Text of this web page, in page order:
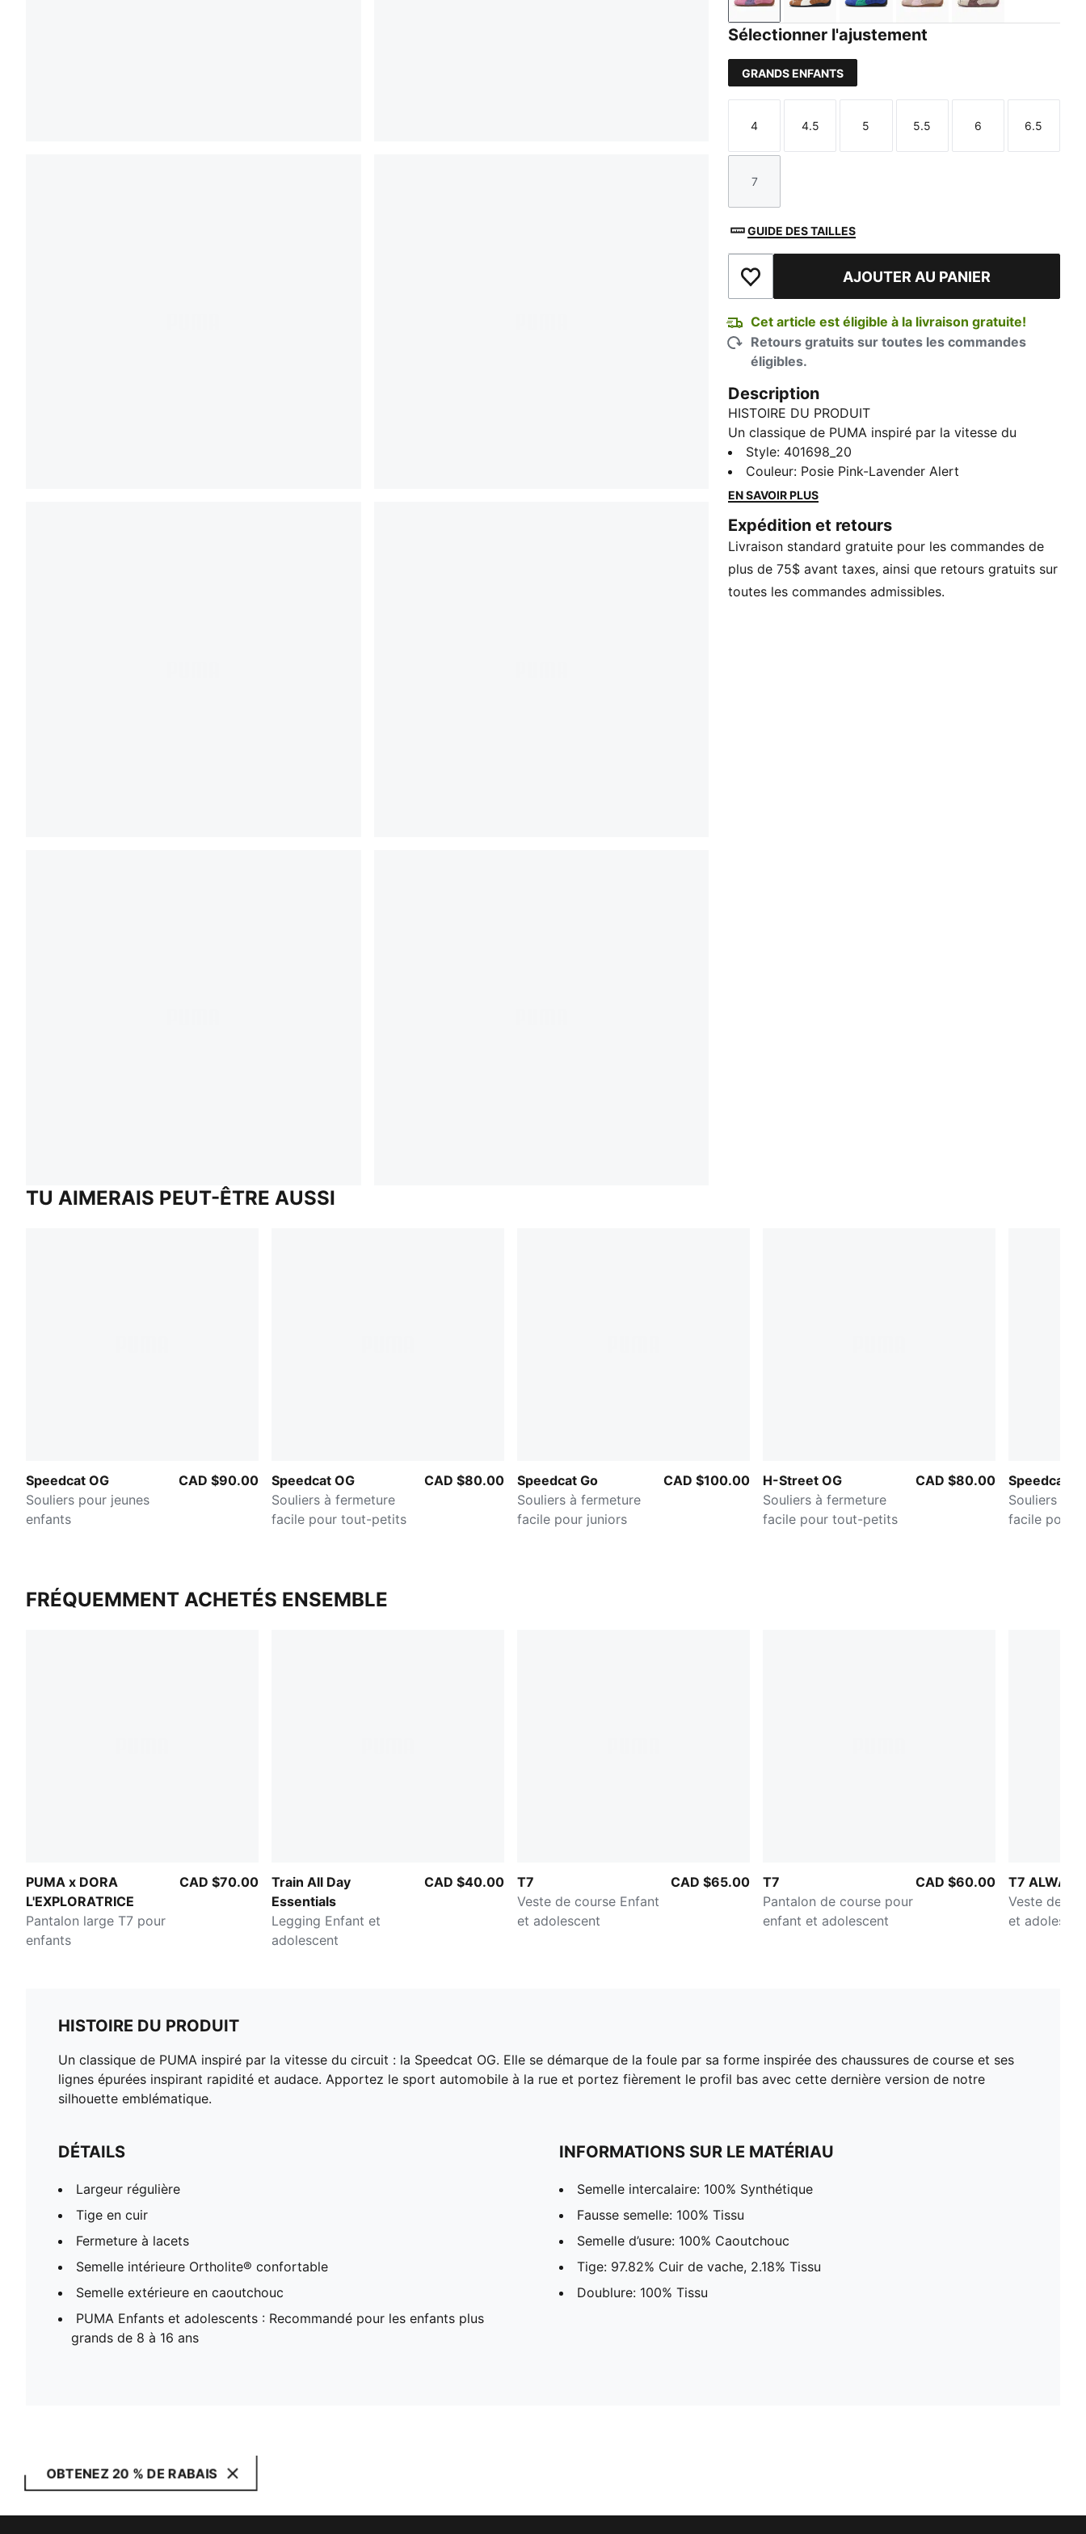
Posie Pink-Lavender Alert
Haute Coffee-Frosted Ivory
Royal Sapphire-Vibrant Green
Rose Latte-Pearl Pink
Silver Fog-Rich
Sélectionner l'ajustement
GRANDS ENFANTS
Taille
4
Taille
4.5
Taille
5
Taille
5.5
Taille
6
Taille
6.5
Taille
7
GUIDE DES TAILLES
Ajouter à la liste de souhaits
AJOUTER AU PANIER
Cet article est éligible à la livraison gratuite!
Retours gratuits sur toutes les commandes
éligibles.
Description
HISTOIRE DU PRODUIT
Un classique de PUMA inspiré par la vitesse du
circuit : la Speedcat OG. Elle se démarque de la foule
par sa forme inspirée des chaussures de course et
ses lignes épurées inspirant rapidité et audace.
fièrement le profil bas avec cette dernière version de
notre silhouette emblématique.
DÉTAILS
Largeur régulière
Style: 401698_20
Couleur: Posie Pink-Lavender Alert
EN SAVOIR PLUS
Expédition et retours
Livraison standard gratuite pour les commandes de
plus de 75$ avant taxes, ainsi que retours gratuits sur
toutes les commandes admissibles.
TU AIMERAIS PEUT-ÊTRE AUSSI
Speedcat OG
Souliers pour jeunes
enfants
CAD $90.00
Speedcat OG
Souliers à fermeture
facile pour tout-petits
CAD $80.00
Speedcat Go
Souliers à fermeture
facile pour juniors
CAD $100.00
H-Street OG
Souliers à fermeture
facile pour tout-petits
CAD $80.00
Speedcat
Souliers à
facile pour
FRÉQUEMMENT ACHETÉS ENSEMBLE
PUMA x DORA
L'EXPLORATRICE
Pantalon large T7 pour
enfants
CAD $70.00
Train All Day
Essentials
Legging Enfant et
adolescent
CAD $40.00
T7
Veste de course Enfant
et adolescent
CAD $65.00
T7
Pantalon de course pour
enfant et adolescent
CAD $60.00
T7
Veste de
et
HISTOIRE DU PRODUIT
Un classique de PUMA inspiré par la vitesse du circuit : la Speedcat OG. Elle se démarque de la foule par sa forme inspirée des chaussures de course et ses
lignes épurées inspirant rapidité et audace. Apportez le sport automobile à la rue et portez fièrement le profil bas avec cette dernière version de notre
silhouette emblématique.
DÉTAILS
Largeur régulière
Tige en cuir
Fermeture à lacets
Semelle intérieure Ortholite® confortable
Semelle extérieure en caoutchouc
PUMA Enfants et adolescents : Recommandé pour les enfants plus
grands de 8 à 16 ans
INFORMATIONS SUR LE MATÉRIAU
Semelle intercalaire: 100% Synthétique
Fausse semelle: 100% Tissu
Semelle d’usure: 100% Caoutchouc
Tige: 97.82% Cuir de vache, 2.18% Tissu
Doublure: 100% Tissu
OBTENEZ 20 % DE RABAIS